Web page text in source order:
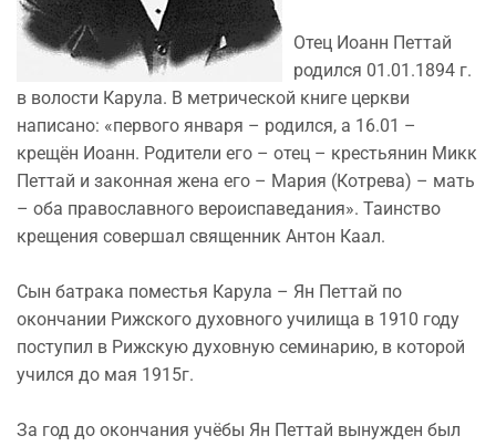
Отец Иоанн Петтай
родился 01.01.1894 г.
в волости Карула. В метрической книге церкви
написано: «первого января – родился, а 16.01 –
крещён Иоанн. Родители его – отец – крестьянин Микк
Петтай и законная жена его – Мария (Котрева) – мать
– оба православного вероиспаведания». Таинство
крещения совершал священник Антон Каал.
Сын батрака поместья Карула – Ян Петтай по
окончании Рижского духовного училища в 1910 году
поступил в Рижскую духовную семинарию, в которой
учился до мая 1915г.
За год до окончания учёбы Ян Петтай вынужден был